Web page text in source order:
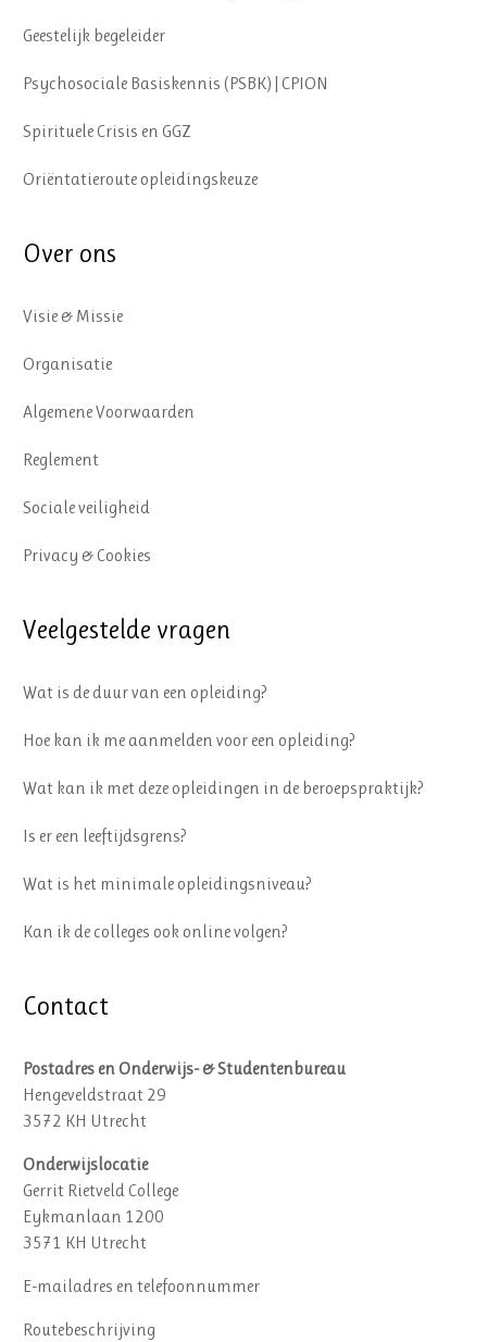
Geestelijk begeleider
Psychosociale Basiskennis (PSBK) | CPION
Spirituele Crisis en GGZ
Oriëntatieroute opleidingskeuze
Over ons
Visie & Missie
Organisatie
Algemene Voorwaarden
Reglement
Sociale veiligheid
Privacy & Cookies
Veelgestelde vragen
Wat is de duur van een opleiding?
Hoe kan ik me aanmelden voor een opleiding?
Wat kan ik met deze opleidingen in de beroepspraktijk?
Is er een leeftijdsgrens?
Wat is het minimale opleidingsniveau?
Kan ik de colleges ook online volgen?
Contact
Postadres en Onderwijs- & Studentenbureau
Hengeveldstraat 29
3572 KH Utrecht
Onderwijslocatie
Gerrit Rietveld College
Eykmanlaan 1200
3571 KH Utrecht
E-mailadres en telefoonnummer
Routebeschrijving